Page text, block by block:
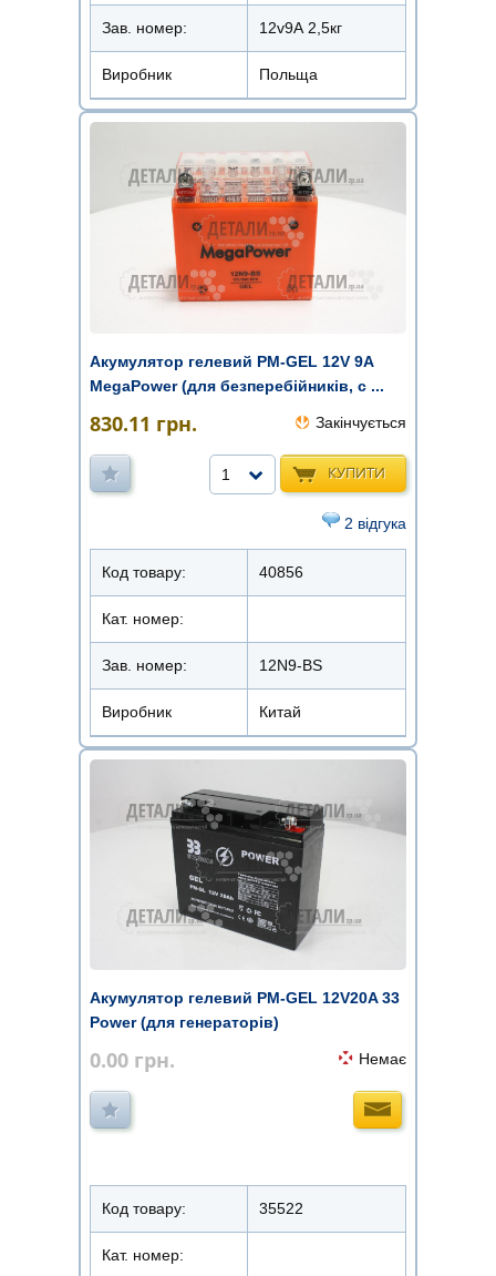
Зав. номер: 12v9А 2,5кг
Виробник Польща
Акумулятор гелевий PM-GEL 12V 9A
MegaPower (для безперебійників, с ...
830.11 грн. Закінчується
КУПИТИ
1
2 відгука
Код товару: 40856
Кат. номер:
Зав. номер: 12N9-BS
Виробник Китай
Акумулятор гелевий PM-GEL 12V20A 33
Power (для генераторів)
0.00 грн. Немає
Код товару: 35522
Кат. номер: